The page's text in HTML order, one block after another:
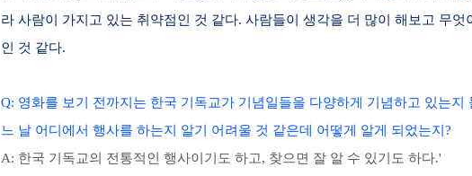
라 사람이 가지고 있는 취약점인 것 같다. 사람들이 생각을 더 많이 해보고 무엇
인 것 같다.
Q: 영화를 보기 전까지는 한국 기독교가 기념일들을 다양하게 기념하고 있는지
느 날 어디에서 행사를 하는지 알기 어려울 것 같은데 어떻게 알게 되었는지?
A: 한국 기독교의 전통적인 행사이기도 하고, 찾으면 잘 알 수 있기도 하다.'